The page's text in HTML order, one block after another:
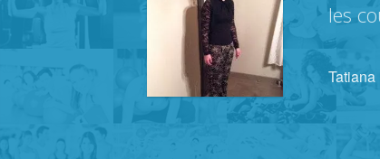
les
Tatiana